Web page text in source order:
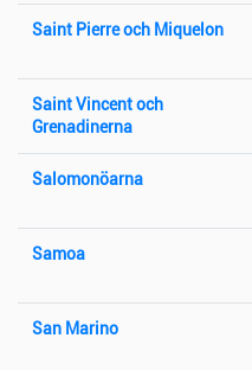
Saint Pierre och Miquelon
Saint Vincent och
Grenadinerna
Salomonöarna
Samoa
San Marino